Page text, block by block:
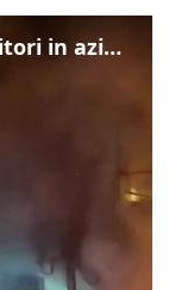
Odessa sotto attacco, i soccorritori in azione